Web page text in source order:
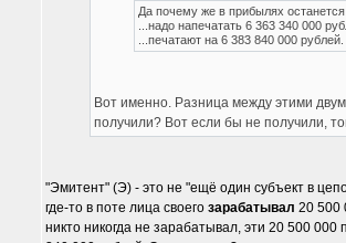
Да почему же в прибылях
...надо напечатать 6 363 340 000
...печатают на 6 383 840 000
Вот именно. Разница между этими
получили? Вот если бы не получили,
"Эмитент" (Э) - это не "ещё один субъект в
где-то в поте лица своего зарабатывал 20 500
никто никогда не зарабатывал, эти 20 500